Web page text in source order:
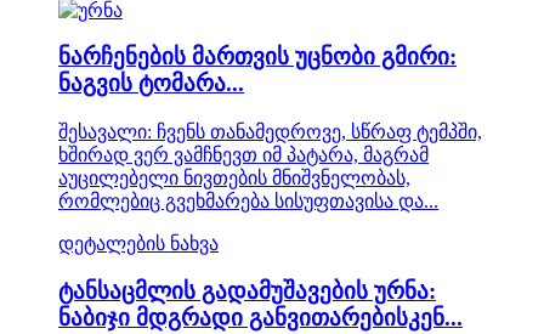
ნარჩენების მართვის უცნობი გმირი:
ნაგვის ტომარა...
შესავალი: ჩვენს თანამედროვე, სწრაფ ტემპში,
ხშირად ვერ ვამჩნევთ იმ პატარა, მაგრამ
აუცილებელი ნივთების მნიშვნელობას,
რომლებიც გვეხმარება სისუფთავისა და...
დეტალების ნახვა
ტანსაცმლის გადამუშავების ურნა:
ნაბიჯი მდგრადი განვითარებისკენ...